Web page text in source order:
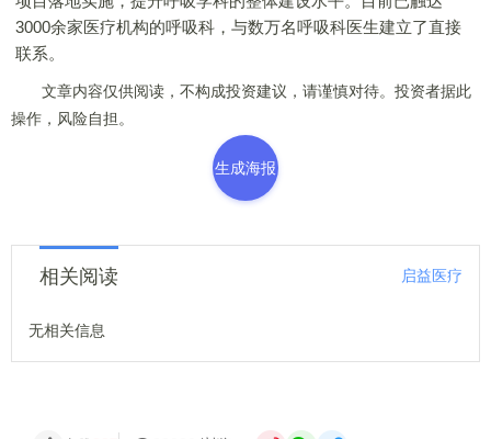
3000余家医疗机构的呼吸科，与数万名呼吸科医生建立了直接
联系。
文章内容仅供阅读，不构成投资建议，请谨慎对待。投资者据此
操作，风险自担。
生成海报
相关阅读 启益医疗
无相关信息